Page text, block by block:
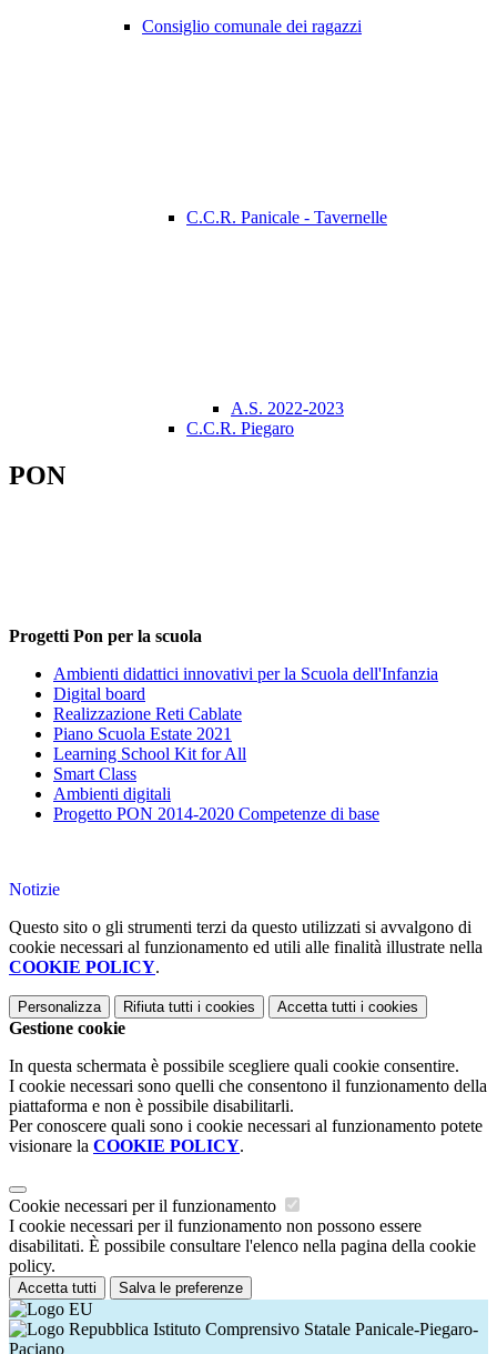
Consiglio comunale dei ragazzi
C.C.R. Panicale - Tavernelle
A.S. 2022-2023
C.C.R. Piegaro
PON
Progetti Pon per la scuola
Ambienti didattici innovativi per la Scuola dell'Infanzia
Digital board
Realizzazione Reti Cablate
Piano Scuola Estate 2021
Learning School Kit for All
Smart Class
Ambienti digitali
Progetto PON 2014-2020 Competenze di base
Notizie
Questo sito o gli strumenti terzi da questo utilizzati si avvalgono di
cookie necessari al funzionamento ed utili alle finalità illustrate nella
COOKIE POLICY.
Personalizza Rifiuta tutti i cookies Accetta tutti i cookies
Gestione cookie
In questa schermata è possibile scegliere quali cookie consentire.
I cookie necessari sono quelli che consentono il funzionamento della
piattaforma e non è possibile disabilitarli.
Per conoscere quali sono i cookie necessari al funzionamento potete
visionare la COOKIE POLICY.
Cookie necessari per il funzionamento
I cookie necessari per il funzionamento non possono essere
disabilitati. È possibile consultare l'elenco nella pagina della cookie
policy.
Accetta tutti Salva le preferenze
Istituto Comprensivo Statale Panicale-Piegaro-
Paciano